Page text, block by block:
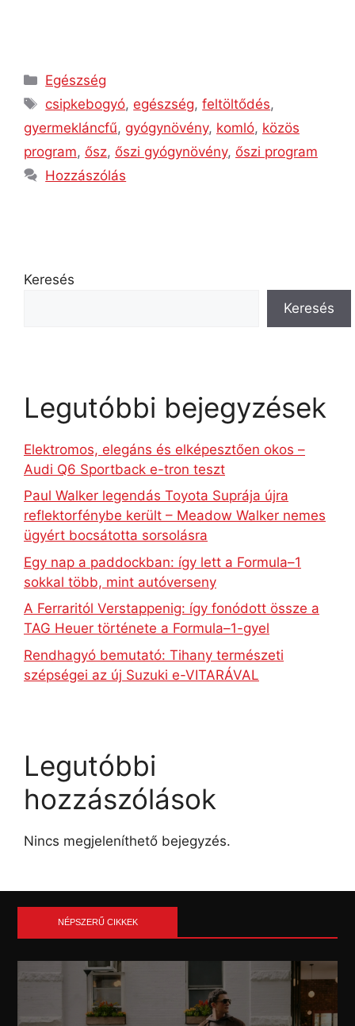
Egészség
csipkebogyó,egészség,feltöltődés,
gyermekláncfű, gyógynövény, komló, közös
program, ősz, őszi gyógynövény, őszi program
Hozzászólás
Keresés
Keresés
Legutóbbi bejegyzések
Elektromos, elegáns és elképesztően okos –
Audi Q6 Sportback e-tron teszt
Paul Walker legendás Toyota Suprája újra
reflektorfénybe került – Meadow Walker nemes
ügyért bocsátotta sorsolásra
Egy nap a paddockban: így lett a Formula–1
sokkal több, mint autóverseny
A Ferraritól Verstappenig: így fonódott össze a
TAG Heuer története a Formula–1-gyel
Rendhagyó bemutató: Tihany természeti
szépségei az új Suzuki e-VITARÁVAL
Legutóbbi
hozzászólások
Nincs megjeleníthető bejegyzés.
NÉPSZERŰ CIKKEK